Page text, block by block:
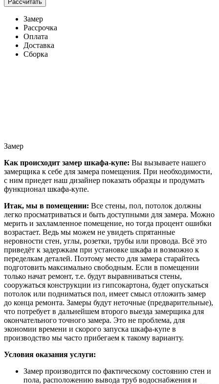
Рассчитать
Замер
Рассрочка
Оплата
Доставка
Сборка
Замер
Как происходит замер шкафа-купе: Вы вызываете нашего
замерщика к себе для замера помещения. При необходимости,
с ним приедет наш дизайнер показать образцы и продумать
функционал шкафа-купе.
Итак, мы в помещении: Все стены, пол, потолок должны
легко просматриваться и быть доступными для замера. Можно
мерить и захламленное помещение, но тогда процент ошибки
возрастает. Ведь мы можем не увидеть спрятанные
неровности стен, углы, розетки, трубы или провода. Всё это
приведёт к задержкам при установке шкафа и возможно к
переделкам деталей. Поэтому место для замера старайтесь
подготовить максимально свободным. Если в помещении
только начат ремонт, т.е. будут выравниваться стены,
сооружаться конструкции из гипсокартона, будет опускаться
потолок или подниматься пол, имеет смысл отложить замер
до конца ремонта. Замеры будут неточные (предварительные),
что потребует в дальнейшем второго выезда замерщика для
окончательного точного замера. Это не проблема, для
экономии времени и скорого запуска шкафа-купе в
производство мы часто прибегаем к такому варианту.
Условия оказания услуги:
Замер производится по фактическому состоянию стен и
пола, расположению вывода труб водоснабжения и